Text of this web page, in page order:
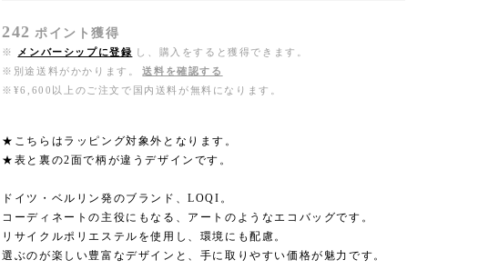
242 ポイント獲得
※ メンバーシップに登録
し、購入をすると獲得できます。
※別途送料がかかります。
送料を確認する
※¥6,600以上のご注文で国内送料が無料になります。
★こちらはラッピング対象外となります。
★表と裏の2面で柄が違うデザインです。
ドイツ・ベルリン発のブランド、LOQI。
コーディネートの主役にもなる、アートのようなエコバッグです。
リサイクルポリエステルを使用し、環境にも配慮。
選ぶのが楽しい豊富なデザインと、手に取りやすい価格が魅力です。